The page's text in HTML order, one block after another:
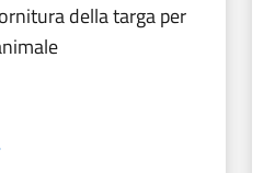
della targa per